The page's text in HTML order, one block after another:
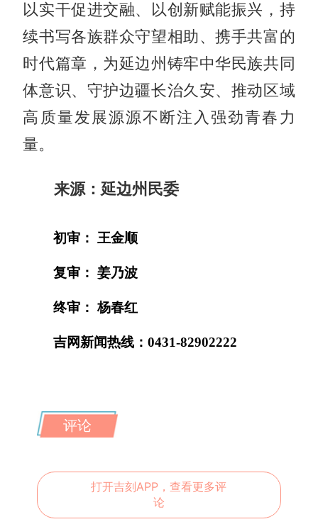
以实干促进交融、以创新赋能振兴，持
续书写各族群众守望相助、携手共富的
时代篇章，为延边州铸牢中华民族共同
体意识、守护边疆长治久安、推动区域
高质量发展源源不断注入强劲青春力
量。
来源：延边州民委
初审： 王金顺
复审： 姜乃波
终审： 杨春红
吉网新闻热线：0431-82902222
评论
打开吉刻APP，查看更多评
论